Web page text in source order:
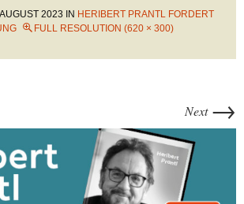
2023 IN HERIBERT PRANTL FORDERT
FULL RESOLUTION (620 × 300)
Next →